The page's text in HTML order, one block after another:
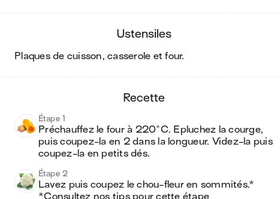
ustensiles
plaques de cuisson, casserole et four.
recette
Étape 1
Préchauffez le four à 220°C. Epluchez la courge,
puis coupez-la en 2 dans la longueur. Videz-la puis
coupez-la en petits dés.
Étape 2
Lavez puis coupez le chou-fleur en sommités.*
*Consultez nos tips pour cette étape